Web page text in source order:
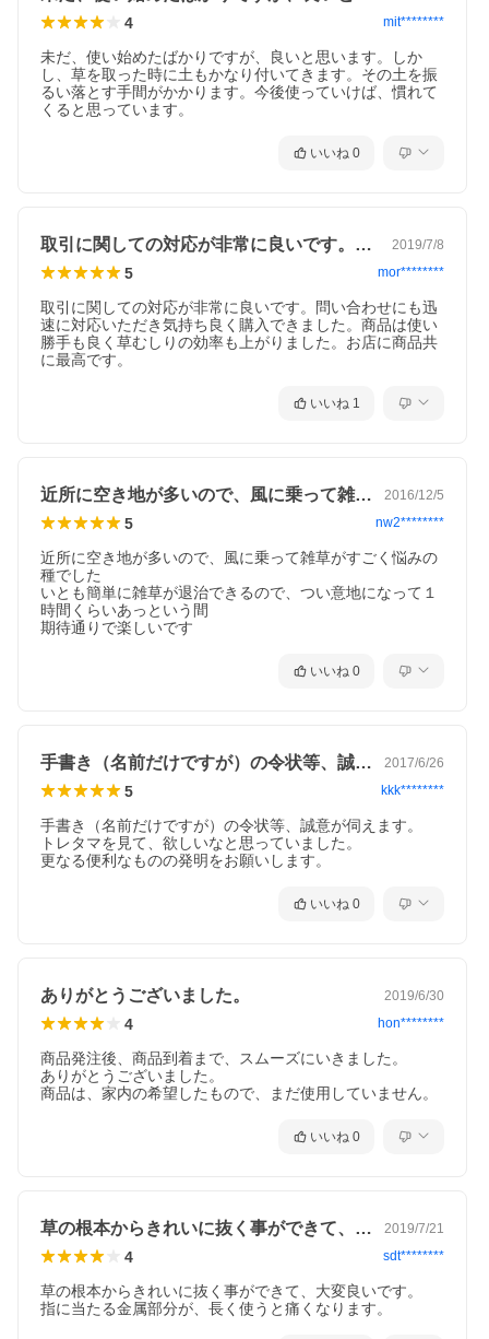
4 mit********
未だ、使い始めたばかりですが、良いと思います。しか
し、草を取った時に土もかなり付いてきます。その土を振
るい落とす手間がかかります。今後使っていけば、慣れて
くると思っています。
いいね 0
取引に関しての対応が非常に良いです。問… 2019/7/8
5 mor********
取引に関しての対応が非常に良いです。問い合わせにも迅
速に対応いただき気持ち良く購入できました。商品は使い
勝手も良く草むしりの効率も上がりました。お店に商品共
に最高です。
いいね 1
近所に空き地が多いので、風に乗って雑草… 2016/12/5
5 nw2********
近所に空き地が多いので、風に乗って雑草がすごく悩みの
種でした
いとも簡単に雑草が退治できるので、つい意地になって１
時間くらいあっという間
期待通りで楽しいです
いいね 0
手書き（名前だけですが）の令状等、誠意… 2017/6/26
5 kkk********
手書き（名前だけですが）の令状等、誠意が伺えます。
トレタマを見て、欲しいなと思っていました。
更なる便利なものの発明をお願いします。
いいね 0
ありがとうございました。 2019/6/30
4 hon********
商品発注後、商品到着まで、スムーズにいきました。
ありがとうございました。
商品は、家内の希望したもので、まだ使用していません。
いいね 0
草の根本からきれいに抜く事ができて、大… 2019/7/21
4 sdt********
草の根本からきれいに抜く事ができて、大変良いです。
指に当たる金属部分が、長く使うと痛くなります。